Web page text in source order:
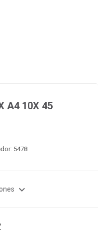
A4 10X 45
5478
expand_more